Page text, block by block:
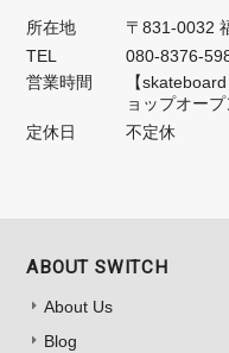
所在地
〒831-0032
TEL
080-8376-
営業時間
【
ョップオー
定休日
不定休
ABOUT SWITCH
About Us
Blog